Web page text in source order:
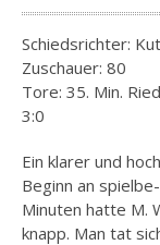
Schiedsrichter:
Zuschauer: 80
Tore: 35. Min.
3:0
Ein klarer und
Beginn an
Minuten hatte M.
knapp. Man tat